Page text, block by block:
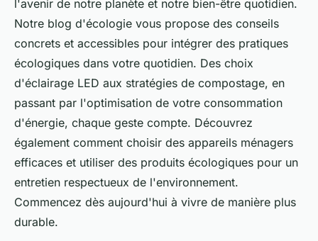
durable avec blog écologie
Simon•5 août 2024•4 min de lecture
l'avenir de notre planète et notre bien-être quotidien.
Notre blog d'écologie vous propose des conseils
concrets et accessibles pour intégrer des pratiques
écologiques dans votre quotidien. Des choix
d'éclairage LED aux stratégies de compostage, en
passant par l'optimisation de votre consommation
d'énergie, chaque geste compte. Découvrez
également comment choisir des appareils ménagers
efficaces et utiliser des produits écologiques pour un
entretien respectueux de l'environnement.
Commencez dès aujourd'hui à vivre de manière plus
durable.